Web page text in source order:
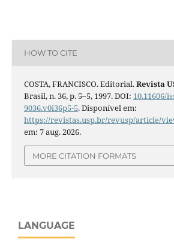
HOW TO CITE
COSTA, FRANCISCO. Editorial.Revista
Brasil, n. 36, p. 5–5, 1997. DOI: 10.11606/
9036.v0i36p5-5. Disponível em:
https://revistas.usp.br/revusp/article/
em: 7 aug. 2026.
MORE CITATION FORMATS
LANGUAGE